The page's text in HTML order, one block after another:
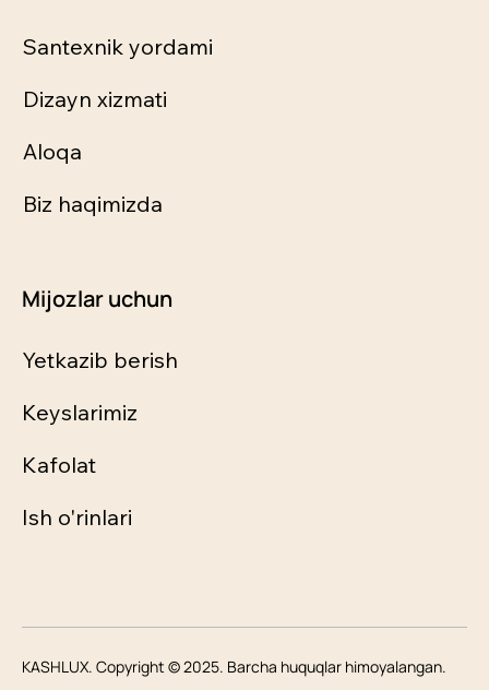
Santexnik yordami
Dizayn xizmati
Aloqa
Biz haqimizda
Mijozlar uchun
Yetkazib berish
Keyslarimiz
Kafolat
Ish o'rinlari
KASHLUX. Copyright © 2025. Barcha huquqlar himoyalangan.